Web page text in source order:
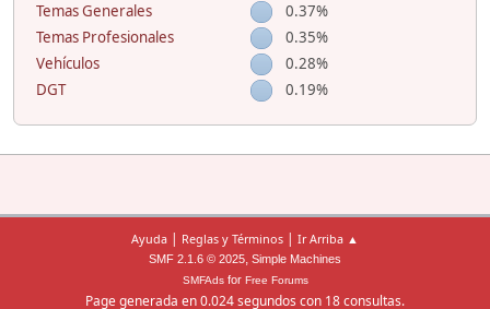
Temas Generales
0.37%
Temas Profesionales
0.35%
Vehículos
0.28%
DGT
0.19%
Ayuda | Reglas y Términos | Ir Arriba ▲
SMF 2.1.6 © 2025, Simple Machines
SMFAdsfor Free Forums
Page generada en 0.024 segundos con 18 consultas.